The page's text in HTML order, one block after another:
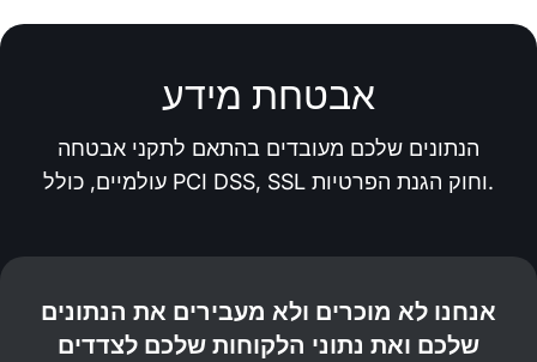
אבטחת מידע
הנתונים שלכם מעובדים בהתאם לתקני אבטחה
עולמיים, כולל PCI DSS, SSL וחוק הגנת הפרטיות.
אנחנו לא מוכרים ולא מעבירים את הנתונים
שלכם ואת נתוני הלקוחות שלכם לצדדים